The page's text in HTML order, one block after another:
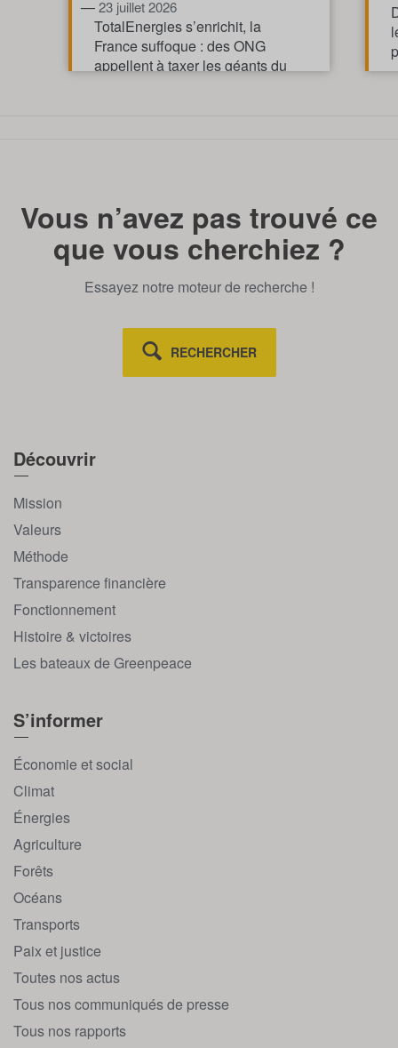
—23 juillet 2026
TotalEnergies s’enrichit, la
France suffoque : des ONG
appellent à taxer les géants du
Vous n’avez pas trouvé ce
que vous cherchiez ?
Essayez notre moteur de recherche !
RECHERCHER
Découvrir
Mission
Valeurs
Méthode
Transparence financière
Fonctionnement
Histoire & victoires
Les bateaux de Greenpeace
S’informer
Économie et social
Climat
Énergies
Agriculture
Forêts
Océans
Transports
Paix et justice
Toutes nos actus
Tous nos communiqués de presse
Tous nos rapports